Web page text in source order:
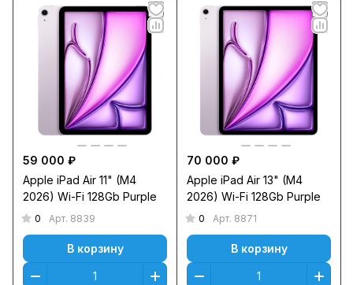
59 000 ₽
Apple iPad Air 11" (M4
2026) Wi-Fi 128Gb Purple
0 Арт. 8839
В корзину
70 000 ₽
Apple iPad Air 13" (M4
2026) Wi-Fi 128Gb Purple
0 Арт. 8871
В корзину